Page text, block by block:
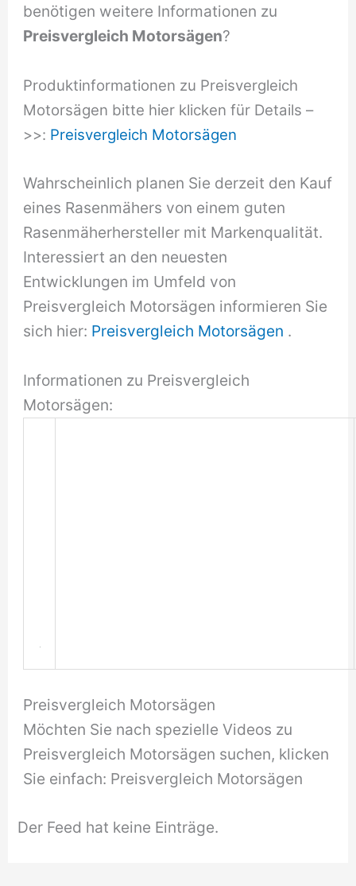
benötigen weitere Informationen zu
Preisvergleich Motorsägen?
Produktinformationen zu Preisvergleich
Motorsägen bitte hier klicken für Details –
>>: Preisvergleich Motorsägen
Wahrscheinlich planen Sie derzeit den Kauf
eines Rasenmähers von einem guten
Rasenmäherhersteller mit Markenqualität.
Interessiert an den neuesten
Entwicklungen im Umfeld von
Preisvergleich Motorsägen informieren Sie
sich hier: Preisvergleich Motorsägen .
Informationen zu Preisvergleich
Motorsägen:
Preisvergleich Motorsägen
Möchten Sie nach spezielle Videos zu
Preisvergleich Motorsägen suchen, klicken
Sie einfach: Preisvergleich Motorsägen
Der Feed hat keine Einträge.